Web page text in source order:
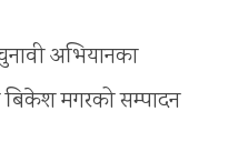
अभियानका
बिकेश मगरको सम्पादन